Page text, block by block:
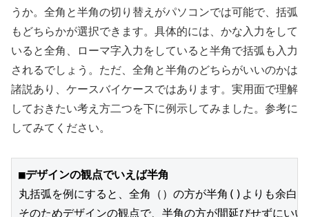
うか。全角と半角の切り替えがパソコンでは可能で、括弧
もどちらかが選択できます。具体的には、かな入力をして
いると全角、ローマ字入力をしていると半角で括弧も入力
されるでしょう。ただ、全角と半角のどちらがいいのかは
諸説あり、ケースバイケースではあります。実用面で理解
しておきたい考え方二つを下に例示してみました。参考に
してみてください。
■デザインの観点でいえば半角
丸括弧を例にすると、全角（）の方が半角()よりも余白
そのためデザインの観点で、半角の方が間延びせずにい